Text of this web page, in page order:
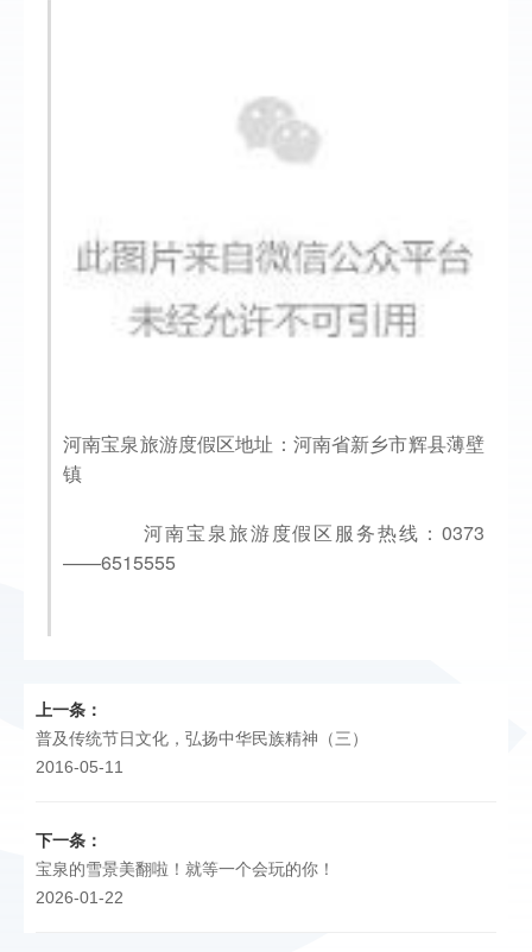
河南宝泉旅游度假区地址：河南省新乡市辉县薄壁
镇
——6515555
上一条：
普及传统节日文化，弘扬中华民族精神（三）
2016-05-11
下一条：
宝泉的雪景美翻啦！就等一个会玩的你！
2026-01-22